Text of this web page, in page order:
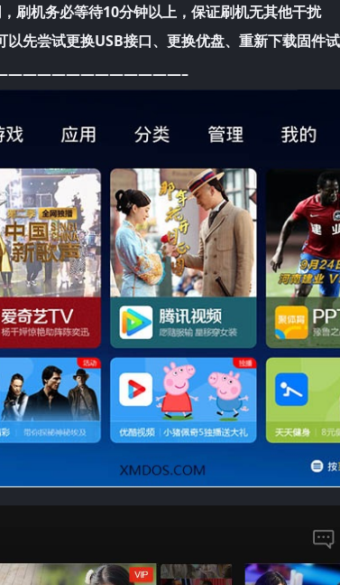
刷机务必等待10分钟以上，保证刷机无其他干扰
先尝试更换USB接口、更换优盘、重新下载固件